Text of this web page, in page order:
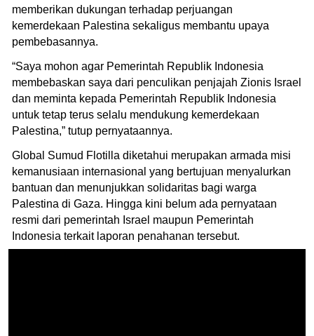
memberikan dukungan terhadap perjuangan
kemerdekaan Palestina sekaligus membantu upaya
pembebasannya.
“Saya mohon agar Pemerintah Republik Indonesia
membebaskan saya dari penculikan penjajah Zionis Israel
dan meminta kepada Pemerintah Republik Indonesia
untuk tetap terus selalu mendukung kemerdekaan
Palestina,” tutup pernyataannya.
Global Sumud Flotilla diketahui merupakan armada misi
kemanusiaan internasional yang bertujuan menyalurkan
bantuan dan menunjukkan solidaritas bagi warga
Palestina di Gaza. Hingga kini belum ada pernyataan
resmi dari pemerintah Israel maupun Pemerintah
Indonesia terkait laporan penahanan tersebut.